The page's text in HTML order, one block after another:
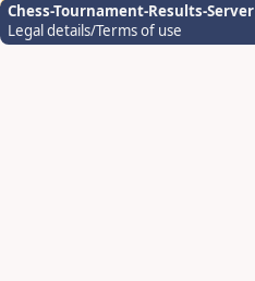
Chess-Tournament-Results-Server
Legal details/Terms of use